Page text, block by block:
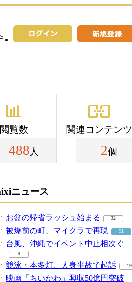
閲覧数
488 人
関連コンテンツ
2個
ニュース
お盆の帰省ラッシュ始まる 32
被爆前の町、マイクラで再現 51
台風、沖縄でイベント中止相次ぐ
9
競泳・本多灯、人身事故で起訴 19
映画「ちいかわ」興収50億円突破